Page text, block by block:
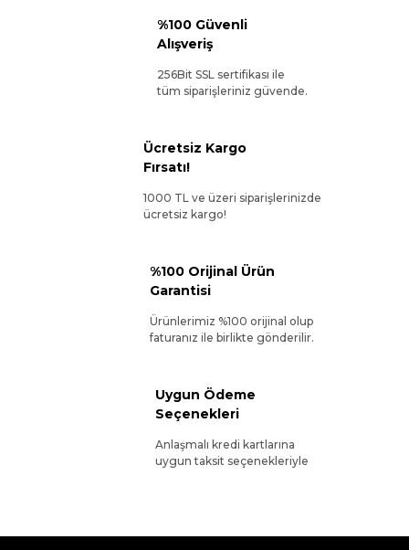
%100 Güvenli
Alışveriş
256Bit SSL sertifikası ile
tüm siparişleriniz güvende.
Ücretsiz Kargo
Fırsatı!
1000 TL ve üzeri siparişlerinizde
ücretsiz kargo!
%100 Orijinal Ürün
Garantisi
Ürünlerimiz %100 orijinal olup
faturanız ile birlikte gönderilir.
Uygun Ödeme
Seçenekleri
Anlaşmalı kredi kartlarına
uygun taksit seçenekleriyle